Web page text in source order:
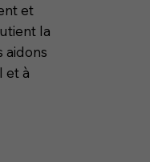
et
la
aidons
et à